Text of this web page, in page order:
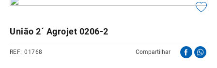
União 2´ Agrojet 0206-2
01768 Compartilhar
2º porcelanato
vaso sanitário
5 º revestimento